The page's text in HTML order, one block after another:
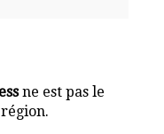
ne est pas le